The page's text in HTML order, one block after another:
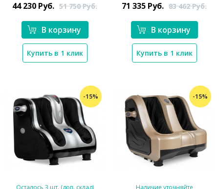
44 230 Руб. 51 750Руб.
В корзину
Купить в 1 клик
71 335 Руб. 83 462Руб.
В корзину
Купить в 1 клик
-15%
Осталось 3 шт. (доп. склад)
-15%
Наличие уточняйте